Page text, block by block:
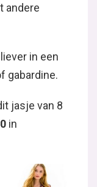
andere
in een
gabardine.
jasje van 8
in